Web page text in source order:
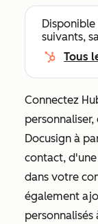
Disponible
suivants,
Tous
Connectez
Docusign à
contact,
dans votre
également
personnalisés